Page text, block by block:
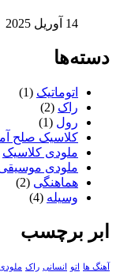
14 آوریل 2025
دسته‌ها
اتوماتیک (1)
راک (2)
رول (1)
کلاسیک صلح
ملودی کلاسیک
ملودی
هماهنگی (2)
وسیله (4)
ابر برچسب
آهنگ ها اتو انسانی راک